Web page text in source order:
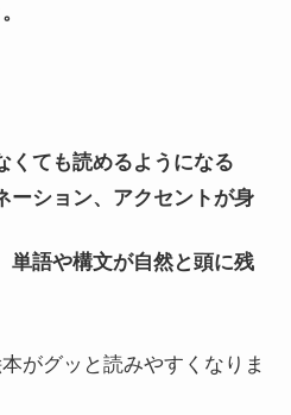
くても読めるようになる
ーション、アクセントが身
単語や構文が自然と頭に残
がグッと読みやすくなりま